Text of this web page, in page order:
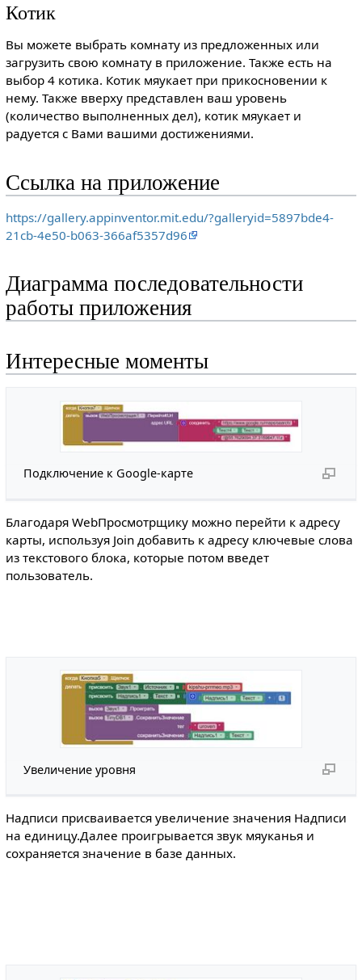
Котик
Вы можете выбрать комнату из предложенных или
загрузить свою комнату в приложение. Также есть на
выбор 4 котика. Котик мяукает при прикосновении к
нему. Также вверху представлен ваш уровень
(количество выполненных дел), котик мяукает и
радуется с Вами вашими достижениями.
Ссылка на приложение
https://gallery.appinventor.mit.edu/?galleryid=5897bde4-
21cb-4e50-b063-366af5357d96
Диаграмма последовательности
работы приложения
Интересные моменты
Подключение к Google-карте
Благодаря WebПросмотрщику можно перейти к адресу
карты, используя Join добавить к адресу ключевые слова
из текстового блока, которые потом введет
пользователь.
Увеличение уровня
Надписи присваивается увеличение значения Надписи
на единицу.Далее проигрывается звук мяуканья и
сохраняется значение в базе данных.